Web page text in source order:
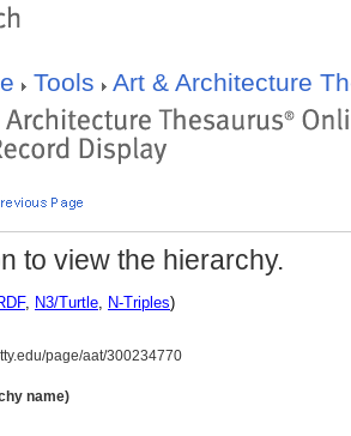
Tools Art & Architecture
to view the hierarchy.
, N3/Turtle, N-Triples)
page/aat/300234770
name)